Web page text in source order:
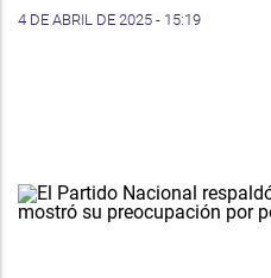
4 DE ABRIL DE 2025 - 15:19